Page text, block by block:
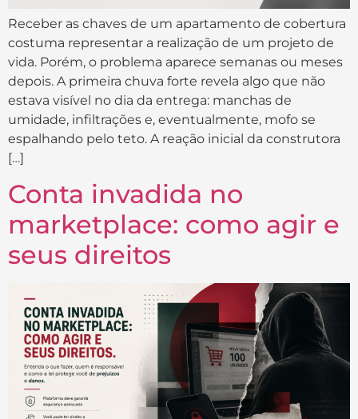
Receber as chaves de um apartamento de cobertura
costuma representar a realização de um projeto de
vida. Porém, o problema aparece semanas ou meses
depois. A primeira chuva forte revela algo que não
estava visível no dia da entrega: manchas de
umidade, infiltrações e, eventualmente, mofo se
espalhando pelo teto. A reação inicial da construtora
[…]
Conta invadida no
marketplace: como agir e
seus direitos